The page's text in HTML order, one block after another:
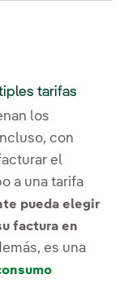
tarifas
los
con
el
a una tarifa
pueda elegir
factura en
es una